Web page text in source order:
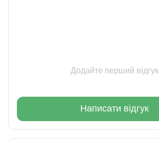
Додайте перший відгук
Написати відгук